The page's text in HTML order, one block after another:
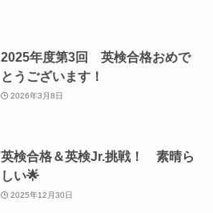
2025年度第3回 英検合格おめで
とうございます！
2026年3月8日
英検合格＆英検Jr.挑戦！ 素晴ら
しい🌟
2025年12月30日